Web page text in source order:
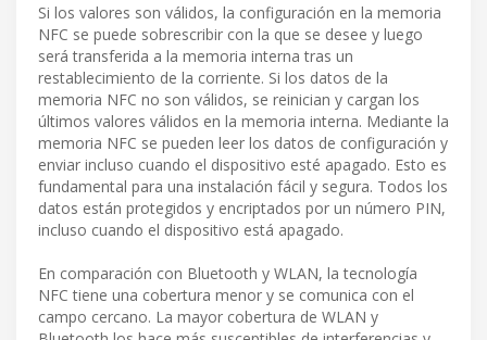
Si los valores son válidos, la configuración en la memoria
NFC se puede sobrescribir con la que se desee y luego
será transferida a la memoria interna tras un
restablecimiento de la corriente. Si los datos de la
memoria NFC no son válidos, se reinician y cargan los
últimos valores válidos en la memoria interna. Mediante la
memoria NFC se pueden leer los datos de configuración y
enviar incluso cuando el dispositivo esté apagado. Esto es
fundamental para una instalación fácil y segura. Todos los
datos están protegidos y encriptados por un número PIN,
incluso cuando el dispositivo está apagado.
En comparación con Bluetooth y WLAN, la tecnología
NFC tiene una cobertura menor y se comunica con el
campo cercano. La mayor cobertura de WLAN y